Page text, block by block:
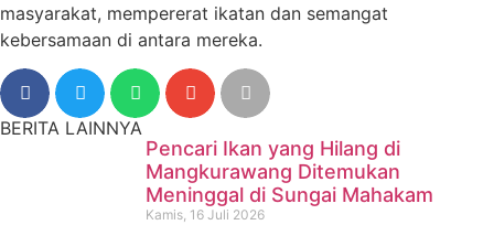
masyarakat, mempererat ikatan dan semangat
kebersamaan di antara mereka.
BERITA LAINNYA
Pencari Ikan yang Hilang di
Mangkurawang Ditemukan
Meninggal di Sungai Mahakam
Kamis, 16 Juli 2026